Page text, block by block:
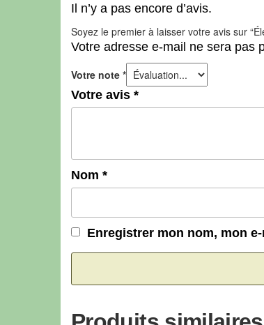
Il n’y a pas encore d’avis.
Soyez le premier à laisser votre avis sur
Votre adresse e-mail ne sera pas
Votre note *
Votre avis *
Nom *
Enregistrer mon nom, mon